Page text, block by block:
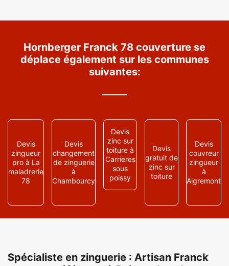
Hornberger Franck 78 couverture se
déplace également sur les communes
suivantes:
Devis
zingueur
pro à La
maladrerie
78
Devis
changement
de zinguerie
à
Chambourcy
Devis
zinc sur
toiture à
Carrieres
sous
poissy
Devis
gratuit de
zinc sur
toiture
Devis
couvreur
zingueur
à
Aigremont
Spécialiste en zinguerie : Artisan Franck